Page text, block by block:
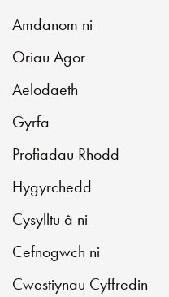
Amdanom ni
Oriau Agor
Aelodaeth
Gyrfa
Profiadau Rhodd
Hygyrchedd
Cysylltu â ni
Cefnogwch ni
Cwestiynau Cyffredin